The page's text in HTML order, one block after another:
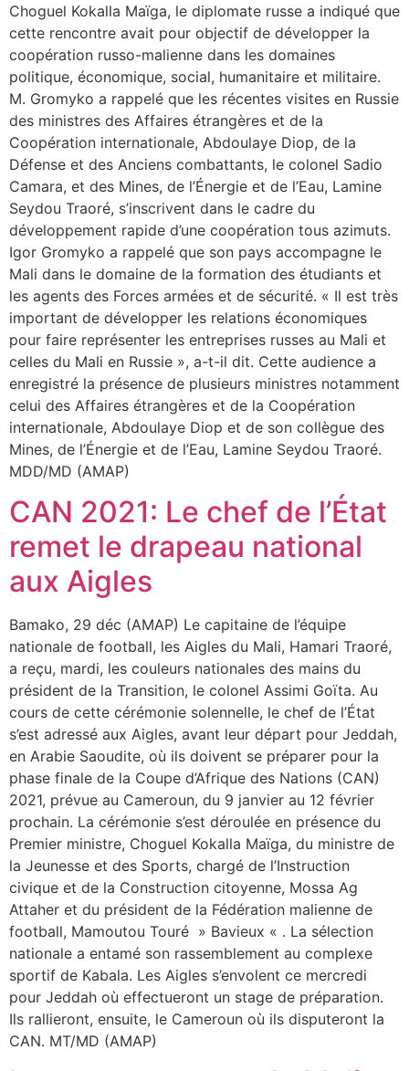
Choguel Kokalla Maïga, le diplomate russe a indiqué que
cette rencontre avait pour objectif de développer la
coopération russo-malienne dans les domaines
politique, économique, social, humanitaire et militaire.
M. Gromyko a rappelé que les récentes visites en Russie
des ministres des Affaires étrangères et de la
Coopération internationale, Abdoulaye Diop, de la
Défense et des Anciens combattants, le colonel Sadio
Camara, et des Mines, de l’Énergie et de l’Eau, Lamine
Seydou Traoré, s’inscrivent dans le cadre du
développement rapide d’une coopération tous azimuts.
Igor Gromyko a rappelé que son pays accompagne le
Mali dans le domaine de la formation des étudiants et
les agents des Forces armées et de sécurité. « Il est très
important de développer les relations économiques
pour faire représenter les entreprises russes au Mali et
celles du Mali en Russie », a-t-il dit. Cette audience a
enregistré la présence de plusieurs ministres notamment
celui des Affaires étrangères et de la Coopération
internationale, Abdoulaye Diop et de son collègue des
Mines, de l’Énergie et de l’Eau, Lamine Seydou Traoré.
MDD/MD (AMAP)
CAN 2021: Le chef de l’État
remet le drapeau national
aux Aigles
Bamako, 29 déc (AMAP) Le capitaine de l’équipe
nationale de football, les Aigles du Mali, Hamari Traoré,
a reçu, mardi, les couleurs nationales des mains du
président de la Transition, le colonel Assimi Goïta. Au
cours de cette cérémonie solennelle, le chef de l’État
s’est adressé aux Aigles, avant leur départ pour Jeddah,
en Arabie Saoudite, où ils doivent se préparer pour la
phase finale de la Coupe d’Afrique des Nations (CAN)
2021, prévue au Cameroun, du 9 janvier au 12 février
prochain. La cérémonie s’est déroulée en présence du
Premier ministre, Choguel Kokalla Maïga, du ministre de
la Jeunesse et des Sports, chargé de l’Instruction
civique et de la Construction citoyenne, Mossa Ag
Attaher et du président de la Fédération malienne de
football, Mamoutou Touré » Bavieux « . La sélection
nationale a entamé son rassemblement au complexe
sportif de Kabala. Les Aigles s’envolent ce mercredi
pour Jeddah où effectueront un stage de préparation.
Ils rallieront, ensuite, le Cameroun où ils disputeront la
CAN. MT/MD (AMAP)